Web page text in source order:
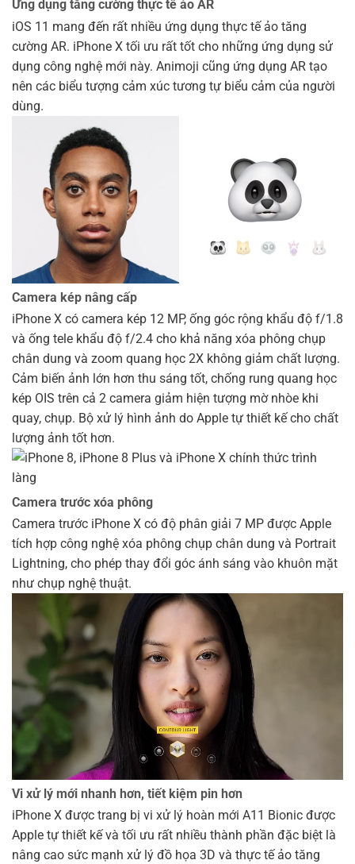
Ứng dụng tăng cường thực tế ảo AR
iOS 11 mang đến rất nhiều ứng dụng thực tế ảo tăng
cường AR. iPhone X tối ưu rất tốt cho những ứng dụng sử
dụng công nghệ mới này. Animoji cũng ứng dụng AR tạo
nên các biểu tượng cảm xúc tương tự biểu cảm của người
dùng.
Camera kép nâng cấp
iPhone X có camera kép 12 MP, ống góc rộng khẩu độ f/1.8
và ống tele khẩu độ f/2.4 cho khả năng xóa phông chụp
chân dung và zoom quang học 2X không giảm chất lượng.
Cảm biến ảnh lớn hơn thu sáng tốt, chống rung quang học
kép OIS trên cả 2 camera giảm hiện tượng mờ nhòe khi
quay, chụp. Bộ xử lý hình ảnh do Apple tự thiết kế cho chất
lượng ảnh tốt hơn.
Camera trước xóa phông
Camera trước iPhone X có độ phân giải 7 MP được Apple
tích hợp công nghệ xóa phông chụp chân dung và Portrait
Lightning, cho phép thay đổi góc ánh sáng vào khuôn mặt
như chụp nghệ thuật.
Vi xử lý mới nhanh hơn, tiết kiệm pin hơn
iPhone X được trang bị vi xử lý hoàn mới A11 Bionic được
Apple tự thiết kế và tối ưu rất nhiều thành phần đặc biệt là
nâng cao sức mạnh xử lý đồ họa 3D và thực tế ảo tăng